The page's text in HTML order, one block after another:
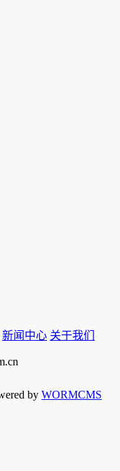
新闻中心 关于我们
by WORMCMS